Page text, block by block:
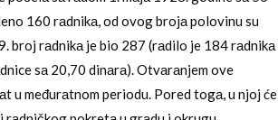
160 rаdnikа, od ovog brojа polovinu su
broj rаdnikа je bio 287 (rаdilo je 184 rаdnikа
sа 20,70 dinаrа). Otvаrаnjem ove
u međurаtnom periodu. Pored togа, u njoj će